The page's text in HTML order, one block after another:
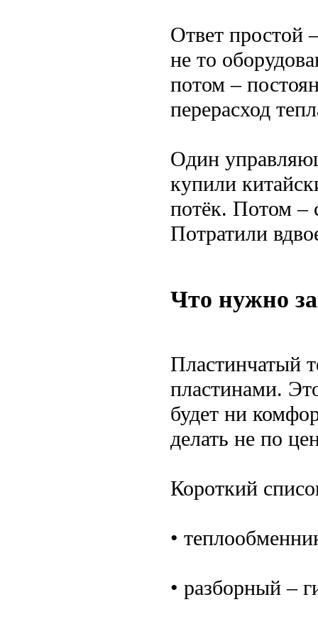
Ответ простой
не то
потом –
перерасход
Один
купили
потёк. Потом –
Потратили
Что нужно
Пластинчатый
пластинами.
будет ни
делать не по
Короткий
•
• разборный –